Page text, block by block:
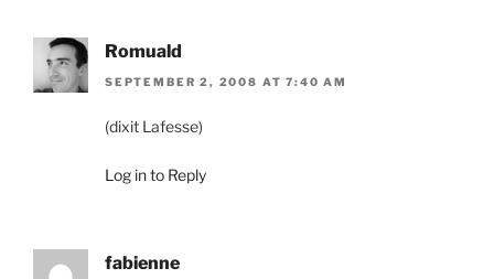
Romuald
SEPTEMBER 2, 2008 AT 7:40 AM
(dixit Lafesse)
Log in to Reply
fabienne